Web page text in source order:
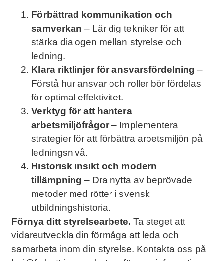
Förbättrad kommunikation och
samverkan – Lär dig tekniker för att
stärka dialogen mellan styrelse och
ledning.
Klara riktlinjer för ansvarsfördelning –
Förstå hur ansvar och roller bör fördelas
för optimal effektivitet.
Verktyg för att hantera
arbetsmiljöfrågor – Implementera
strategier för att förbättra arbetsmiljön på
ledningsnivå.
Historisk insikt och modern
tillämpning – Dra nytta av beprövade
metoder med rötter i svensk
utbildningshistoria.
Förnya ditt styrelsearbete. Ta steget att
vidareutveckla din förmåga att leda och
samarbeta inom din styrelse. Kontakta oss på